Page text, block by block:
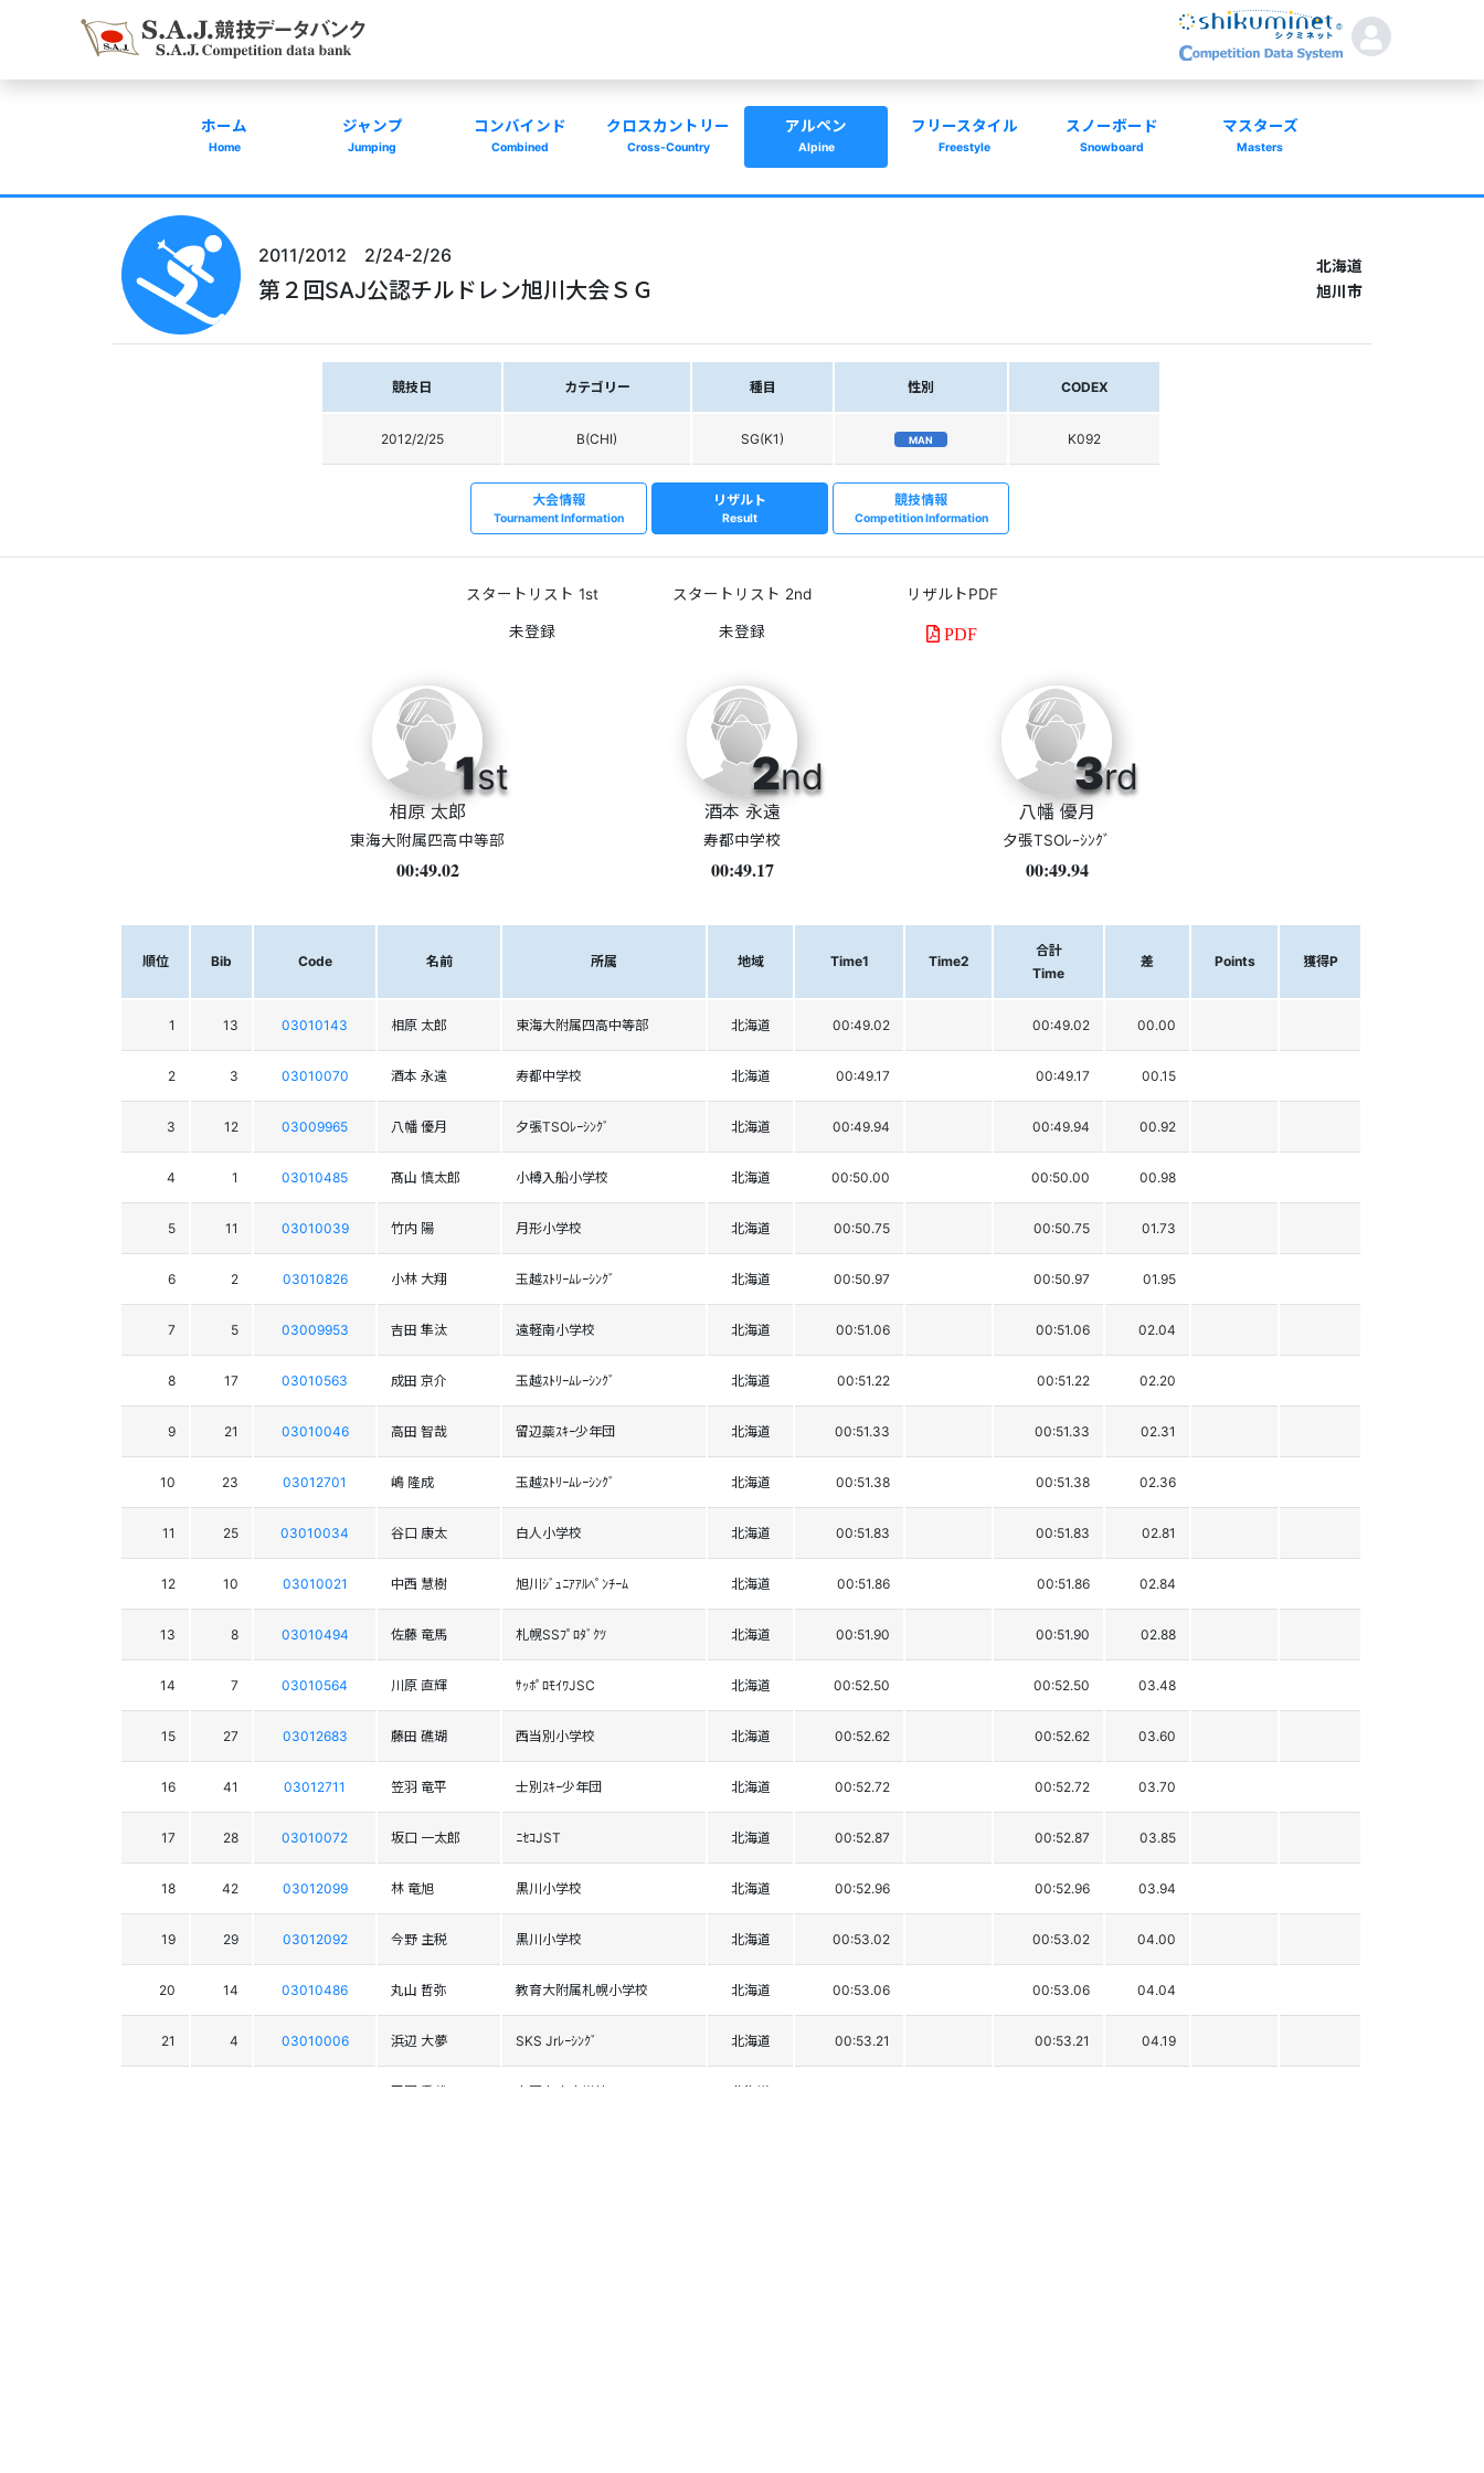
ホーム
Home
ジャンプ
Jumping
コンバインド
Combined
クロスカントリー
Cross-Country
アルペン
Alpine
フリースタイル
Freestyle
スノーボード
Snowboard
マスターズ
Masters
2011/2012 2/24-2/26
第２回SAJ公認チルドレン旭川大会ＳＧ
北海道
旭川市
競技日 カテゴリー 種目 性別 CODEX
2012/2/25 B(CHI) SG(K1) MAN K092
大会情報
Tournament Information
リザルト
Result
競技情報
Competition Information
スタートリスト 1st スタートリスト 2nd リザルトPDF
PDF
1st
相原 太郎
東海大附属四高中等部
00:49.02
2nd
酒本 永遠
寿都中学校
00:49.17
3rd
八幡 優月
夕張TSOﾚｰｼﾝｸﾞ
00:49.94
順位 Bib Code 名前 所属 地域 Time1 Time2
合計
Time
差 Points 獲得P
1 13 03010143 相原 太郎 東海大附属四高中等部 北海道 00:49.02 00:49.02 00.00
2 3 03010070 酒本 永遠 寿都中学校 北海道 00:49.17 00:49.17 00.15
3 12 03009965 八幡 優月 夕張TSOﾚｰｼﾝｸﾞ 北海道 00:49.94 00:49.94 00.92
4 1 03010485 髙山 慎太郎 小樽入船小学校 北海道 00:50.00 00:50.00 00.98
5 11 03010039 竹内 陽 月形小学校 北海道 00:50.75 00:50.75 01.73
6 2 03010826 小林 大翔 玉越ｽﾄﾘｰﾑﾚｰｼﾝｸﾞ 北海道 00:50.97 00:50.97 01.95
7 5 03009953 吉田 隼汰 遠軽南小学校 北海道 00:51.06 00:51.06 02.04
8 17 03010563 成田 京介 玉越ｽﾄﾘｰﾑﾚｰｼﾝｸﾞ 北海道 00:51.22 00:51.22 02.20
9 21 03010046 高田 智哉 留辺蘂ｽｷｰ少年団 北海道 00:51.33 00:51.33 02.31
10 23 03012701 嶋 隆成 玉越ｽﾄﾘｰﾑﾚｰｼﾝｸﾞ 北海道 00:51.38 00:51.38 02.36
11 25 03010034 谷口 康太 白人小学校 北海道 00:51.83 00:51.83 02.81
12 10 03010021 中西 慧樹 旭川ｼﾞｭﾆｱｱﾙﾍﾟﾝﾁｰﾑ 北海道 00:51.86 00:51.86 02.84
13 8 03010494 佐藤 竜馬 札幌SSﾌﾟﾛﾀﾞｸﾂ 北海道 00:51.90 00:51.90 02.88
14 7 03010564 川原 直輝 ｻｯﾎﾟﾛﾓｲﾜJSC 北海道 00:52.50 00:52.50 03.48
15 27 03012683 藤田 礁瑚 西当別小学校 北海道 00:52.62 00:52.62 03.60
16 41 03012711 笠羽 竜平 士別ｽｷｰ少年団 北海道 00:52.72 00:52.72 03.70
17 28 03010072 坂口 一太郎 ﾆｾｺJST 北海道 00:52.87 00:52.87 03.85
18 42 03012099 林 竜旭 黒川小学校 北海道 00:52.96 00:52.96 03.94
19 29 03012092 今野 主税 黒川小学校 北海道 00:53.02 00:53.02 04.00
20 14 03010486 丸山 哲弥 教育大附属札幌小学校 北海道 00:53.06 00:53.06 04.04
21 4 03010006 浜辺 大夢 SKS Jrﾚｰｼﾝｸﾞ 北海道 00:53.21 00:53.21 04.19
平岡 秀哉 占冠中央小学校 北海道